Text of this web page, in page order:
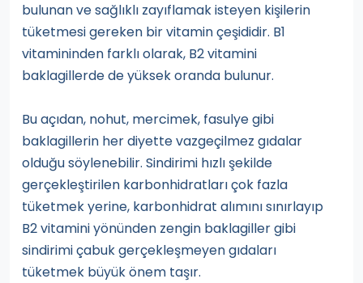
bulunan ve sağlıklı zayıflamak isteyen kişilerin
tüketmesi gereken bir vitamin çeşididir. B1
vitamininden farklı olarak, B2 vitamini
baklagillerde de yüksek oranda bulunur.
Bu açıdan, nohut, mercimek, fasulye gibi
baklagillerin her diyette vazgeçilmez gıdalar
olduğu söylenebilir. Sindirimi hızlı şekilde
gerçekleştirilen karbonhidratları çok fazla
tüketmek yerine, karbonhidrat alımını sınırlayıp
B2 vitamini yönünden zengin baklagiller gibi
sindirimi çabuk gerçekleşmeyen gıdaları
tüketmek büyük önem taşır.